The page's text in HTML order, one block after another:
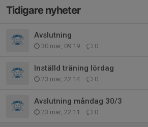
Tidigare nyheter
Avslutning
30 mar, 09:19 0
Inställd träning lördag
23 mar, 22:14 0
Avslutning måndag 30/3
23 mar, 22:11 0